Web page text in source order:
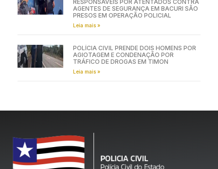
RESPONSÁVEIS POR ATENTADOS CONTRA
AGENTES DE SEGURANÇA EM BACURI SÃO
PRESOS EM OPERAÇÃO POLICIAL
Leia mais »
POLÍCIA CIVIL PRENDE DOIS HOMENS POR
AGIOTAGEM E CONDENAÇÃO POR
TRÁFICO DE DROGAS EM TIMON
Leia mais »